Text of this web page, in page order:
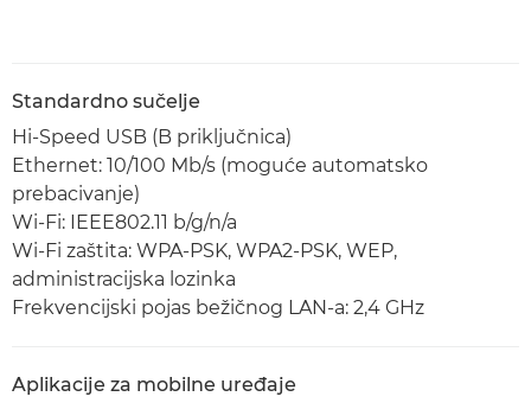
Standardno sučelje
Hi-Speed USB (B priključnica)
Ethernet: 10/100 Mb/s (moguće automatsko
prebacivanje)
Wi-Fi: IEEE802.11 b/g/n/a
Wi-Fi zaštita: WPA-PSK, WPA2-PSK, WEP,
administracijska lozinka
Frekvencijski pojas bežičnog LAN-a: 2,4 GHz
Aplikacije za mobilne uređaje